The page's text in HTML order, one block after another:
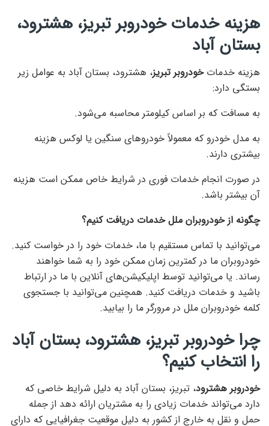
هزینه خدمات خودروبر تبریز، هشترود،
بستان آباد
هزینه خدمات خودروبر تبریز، هشترود، بستان آباد به عوامل زیر
بستگی دارد:
به مسافت که بر اساس کیلومتر محاسبه می‌شود.
به مدل خودرو که معمولاً خودروهای سنگین یا لوکس هزینه
بیشتری دارند.
در صورت انجام خدمات فوری در شرایط خاص ممکن است هزینه
آن بیشتر باشد.
چگونه از خودروبران ملل خدمات دریافت کنیم؟
می‌توانید با تماس مستقیم با ما، خدمات خود را در خواست کنید.
خودروبران ما در کمترین زمان ممکن خود را به شما خواهند
رساند. یا می‌توانید توسط اپلیکیشن‌های آنلاین با ما در ارتباط
باشید و خدمات دریافت کنید. همچنین می‌توانید با جستجوی
کلمه خودروبران ملل در مرورگر ما را بیابید.
چراخودروبر تبریز، هشترود، بستان آباد
را انتخاب کنیم؟
خودروبر هشترود، تبریز، بستان آباد به دلیل شرایط خاصی که
دارد می‌تواند خدمات زیادی را به مشتریان ارائه دهد از جمله
حمل و نقل به خارج از کشور به دلیل موقعیت جغرافیایی که دارای